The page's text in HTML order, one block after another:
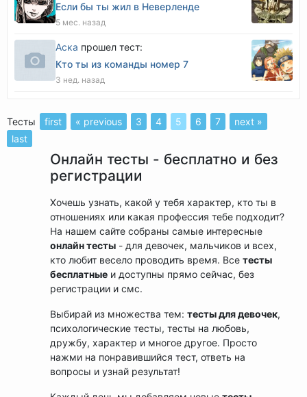
Если бы ты жил в Неверленде
5 мес. назад
Аска прошел тест:
Кто ты из команды номер 7
3 нед. назад
Тесты first « previous 3 4 5 6 7
next »
last
Онлайн тесты - бесплатно и без
регистрации
Хочешь узнать, какой у тебя характер, кто ты в
отношениях или какая профессия тебе подходит?
На нашем сайте собраны самые интересные
онлайн тесты - для девочек, мальчиков и всех,
кто любит весело проводить время. Все тесты
бесплатные и доступны прямо сейчас, без
регистрации и смс.
Выбирай из множества тем: тесты для девочек,
психологические тесты, тесты на любовь,
дружбу, характер и многое другое. Просто
нажми на понравившийся тест, ответь на
вопросы и узнай результат!